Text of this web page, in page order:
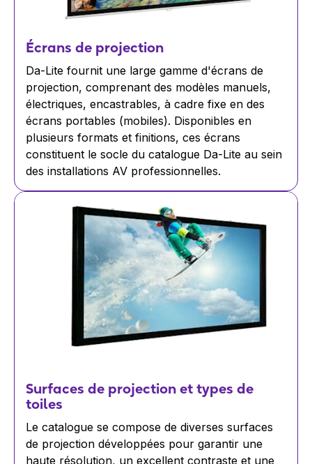
Écrans de projection
Da-Lite fournit une large gamme d'écrans de
projection, comprenant des modèles manuels,
électriques, encastrables, à cadre fixe en des
écrans portables (mobiles). Disponibles en
plusieurs formats et finitions, ces écrans
constituent le socle du catalogue Da-Lite au sein
des installations AV professionnelles.
Surfaces de projection et types de
toiles
Le catalogue se compose de diverses surfaces
de projection développées pour garantir une
haute résolution, un excellent contraste et une